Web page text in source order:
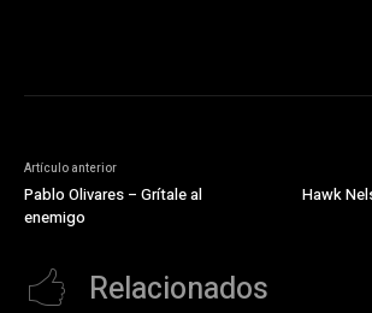
Artículo anterior
Pablo Olivares – Grítale al
enemigo
Hawk
Relacionados